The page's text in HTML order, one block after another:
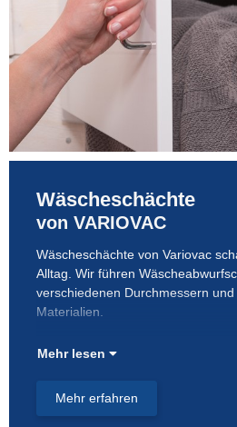
Wäscheschächte
von VARIOVAC
Wäscheschächte von Variovac
Alltag. Wir führen
verschiedenen Durchmessern
Materialien.
Mehr lesen
Mehr erfahren